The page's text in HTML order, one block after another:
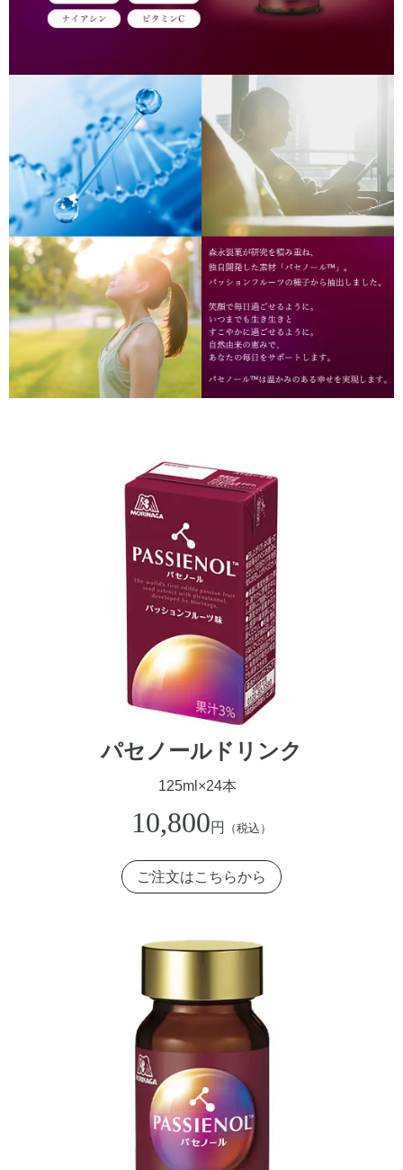
パセノールドリンク
125ml×24本
10,800円 （税込）
ご注文はこちらから